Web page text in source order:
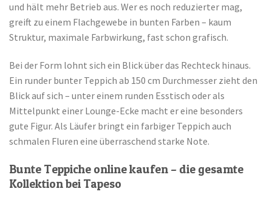
und hält mehr Betrieb aus. Wer es noch reduzierter mag,
greift zu einem Flachgewebe in bunten Farben – kaum
Struktur, maximale Farbwirkung, fast schon grafisch.
Bei der Form lohnt sich ein Blick über das Rechteck hinaus.
Ein runder bunter Teppich ab 150 cm Durchmesser zieht den
Blick auf sich – unter einem runden Esstisch oder als
Mittelpunkt einer Lounge-Ecke macht er eine besonders
gute Figur. Als Läufer bringt ein farbiger Teppich auch
schmalen Fluren eine überraschend starke Note.
Bunte Teppiche online kaufen – die gesamte
Kollektion bei Tapeso